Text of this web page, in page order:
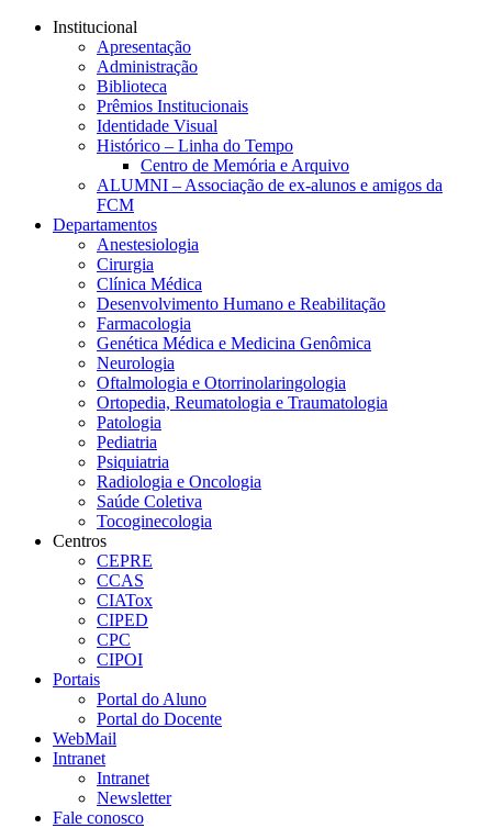
Conteúdo principal
Institucional
Apresentação
Administração
Biblioteca
Prêmios Institucionais
Identidade Visual
Histórico – Linha do Tempo
Centro de Memória e Arquivo
ALUMNI – Associação de ex-alunos e amigos da
FCM
Departamentos
Anestesiologia
Cirurgia
Clínica Médica
Desenvolvimento Humano e Reabilitação
Farmacologia
Genética Médica e Medicina Genômica
Neurologia
Oftalmologia e Otorrinolaringologia
Ortopedia, Reumatologia e Traumatologia
Patologia
Pediatria
Psiquiatria
Radiologia e Oncologia
Saúde Coletiva
Tocoginecologia
Centros
CEPRE
CCAS
CIATox
CIPED
CPC
CIPOI
Portais
Portal do Aluno
Portal do Docente
WebMail
Intranet
Intranet
Newsletter
Fale conosco